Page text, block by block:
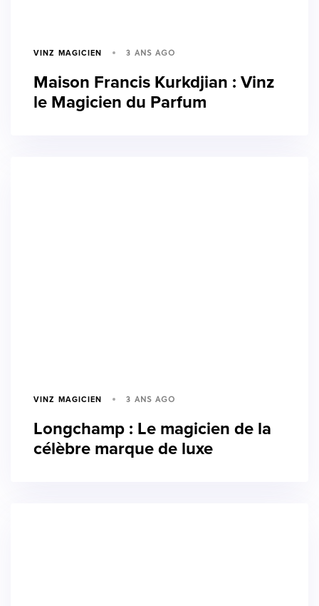
VINZ MAGICIEN 3 ANS AGO
Maison Francis Kurkdjian : Vinz
le Magicien du Parfum
VINZ MAGICIEN 3 ANS AGO
Longchamp : Le magicien de la
célèbre marque de luxe